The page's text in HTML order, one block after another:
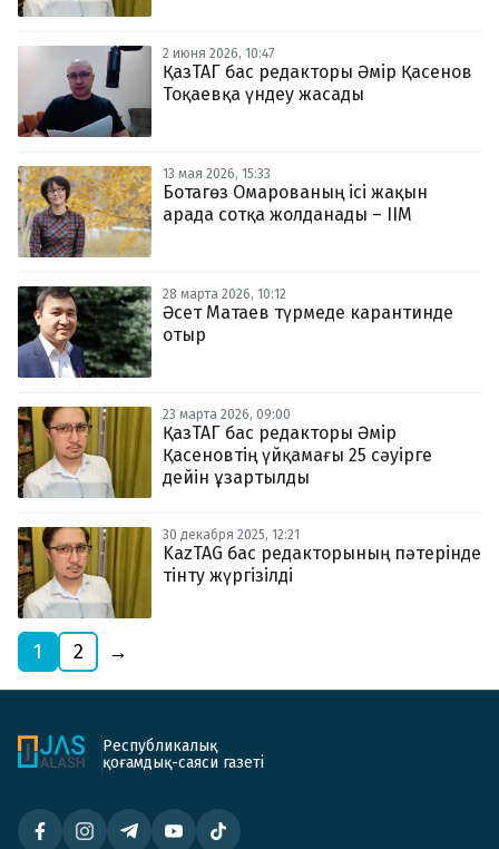
2 июня 2026, 10:47
ҚазТАГ бас редакторы Әмір Қасенов
Тоқаевқа үндеу жасады
13 мая 2026, 15:33
Ботагөз Омарованың ісі жақын
арада сотқа жолданады – ІІМ
28 марта 2026, 10:12
Әсет Матаев түрмеде карантинде
отыр
23 марта 2026, 09:00
ҚазТАГ бас редакторы Әмір
Қасеновтің үйқамағы 25 сәуірге
дейін ұзартылды
30 декабря 2025, 12:21
KazTAG бас редакторының пәтерінде
тінту жүргізілді
1 2 →
Республикалық
қоғамдық-саяси газеті